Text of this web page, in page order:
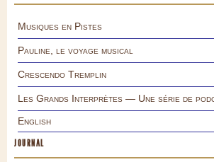
Musiques en Pistes
Pauline, le voyage musical
Crescendo Tremplin
Les Grands Interprètes — Une série de
English
JOURNAL